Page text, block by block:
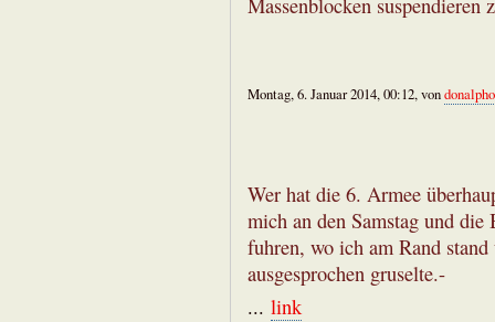
Massenblocken
Montag, 6. Januar 2014, 00:12, von
Wer hat die 6. Armee
mich an den Samstag und die
fuhren, wo ich am Rand
ausgesprochen gruselte.-
... link